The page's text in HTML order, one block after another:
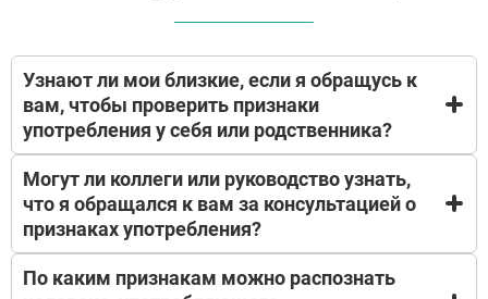
Узнают ли мои близкие, если я обращусь к
вам, чтобы проверить признаки
употребления у себя или родственника?
Это один из самых частых вопросов. Нет, не
узнают. Мы не уведомляем родственников без
вашего согласия. Консультация может пройти
анонимно — по телефону или онлайн, без указания
личных данных.
Могут ли коллеги или руководство узнать,
что я обращался к вам за консультацией о
признаках употребления?
Мы понимаем ваш страх. Нет, не могут. Вся
По каким признакам можно распознать